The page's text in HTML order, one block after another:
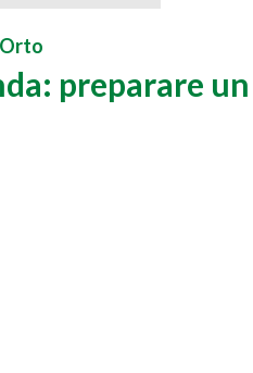
Orto
preparare